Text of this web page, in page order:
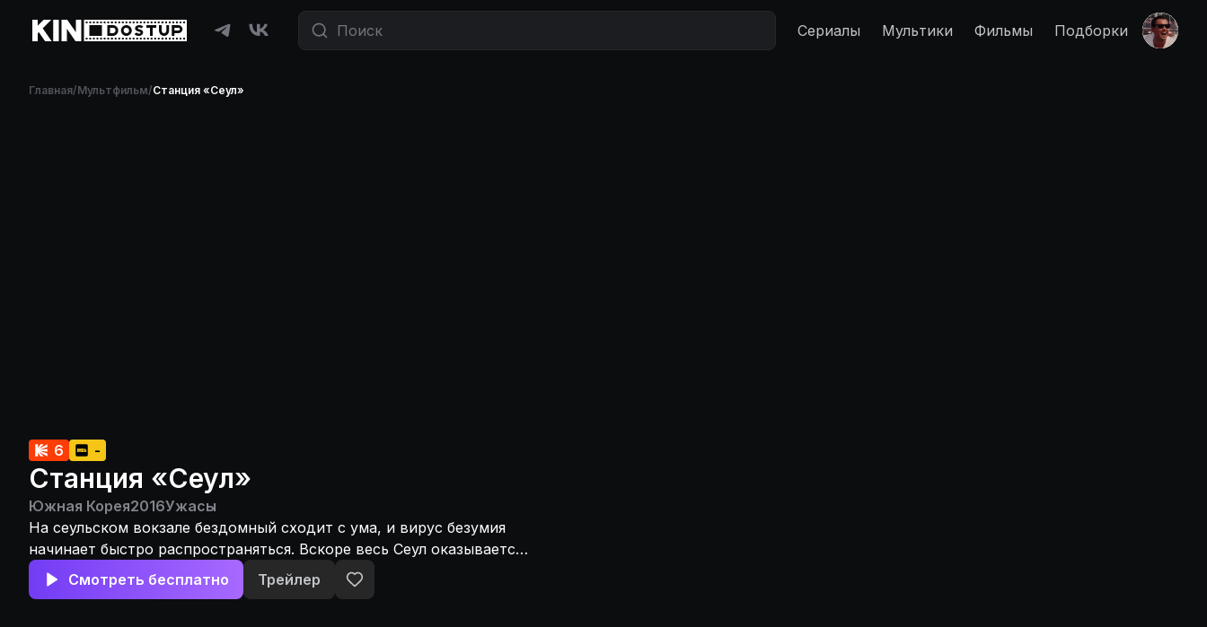
Сериалы Мультики Фильмы Подборки
Главная/Мультфильм/Станция «Сеул»
6 -
Станция «Сеул»
Южная Корея2016Ужасы
На сеульском вокзале бездомный сходит с ума, и вирус безумия
начинает быстро распространяться. Вскоре весь Сеул оказывается
охвачен эпидемией.
Смотреть бесплатно Трейлер